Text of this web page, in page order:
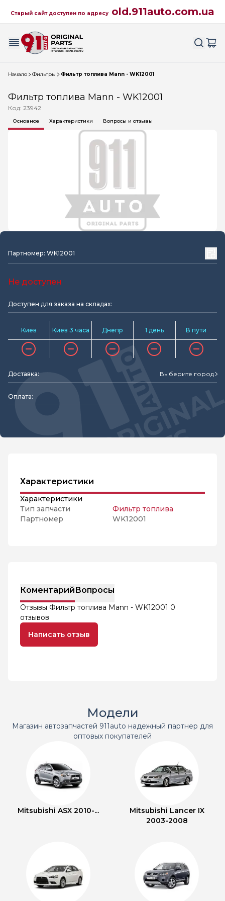
Старый сайт доступен по адресу old.911auto.com.ua
Начало Фильтры Фильтр топлива Mann - WK12001
Фильтр топлива Mann - WK12001
Код: 23942
Основное Характеристики Вопросы и отзывы
Партномер: WK12001
Не доступен
Доступен для заказа на складах:
Киев Киев 3 часа Днепр 1 день В пути
Доставка: Выберите город
Оплата:
Характеристики
Характеристики
Тип запчасти
Фильтр топлива
Партномер
WK12001
КоментарийВопросы
Отзывы Фильтр топлива Mann - WK12001 0
отзывов
Написать отзыв
Модели
Магазин автозапчастей 911auto надежный партнер для
оптовых покупателей
Mitsubishi ASX 2010-...
Mitsubishi Lancer IX
2003-2008